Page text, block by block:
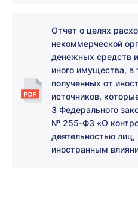
Отчет о целях
некоммерческой
денежных средств
иного имущества, в
полученных от
источников,
3 Федерального
№ 255-ФЗ «О
деятельностью
иностранным